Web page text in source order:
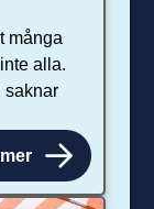
många
alla.
saknar